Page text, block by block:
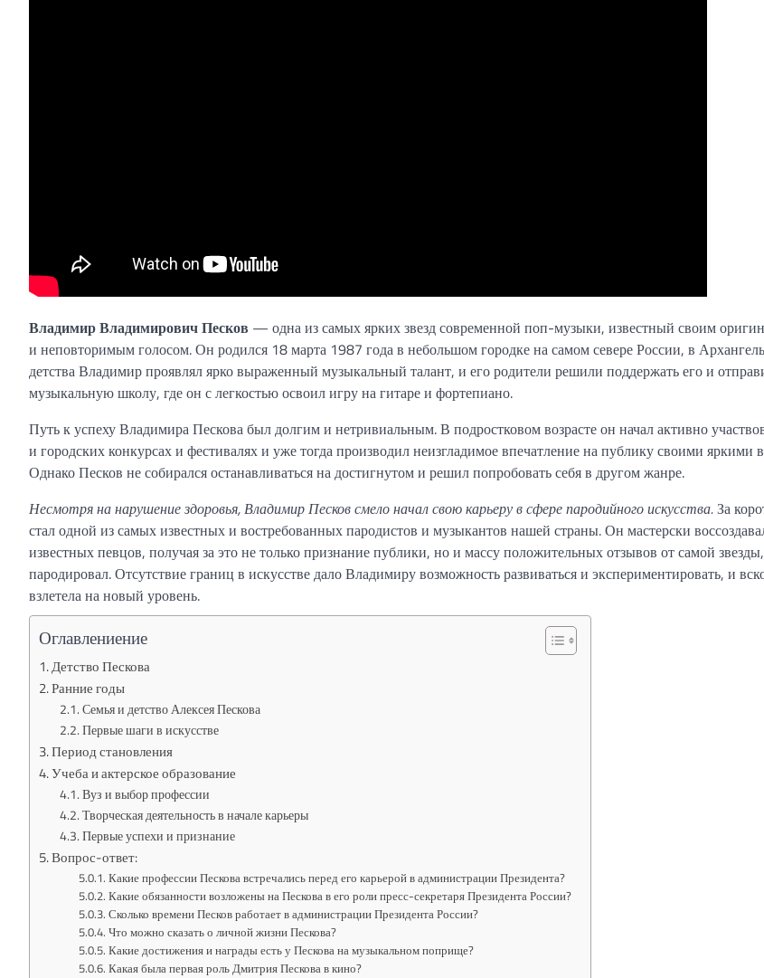
Владимир Владимирович Песков — одна из самых ярких звезд современной поп-музыки, известный своим
и неповторимым голосом. Он родился 18 марта 1987 года в небольшом городке на самом севере России, в
детства Владимир проявлял ярко выраженный музыкальный талант, и его родители решили поддержать его и
музыкальную школу, где он с легкостью освоил игру на гитаре и фортепиано.
Путь к успеху Владимира Пескова был долгим и нетривиальным. В подростковом возрасте он начал активно
и городских конкурсах и фестивалях и уже тогда производил неизгладимое впечатление на публику своими яркими
Однако Песков не собирался останавливаться на достигнутом и решил попробовать себя в другом жанре.
Несмотря на нарушение здоровья, Владимир Песков смело начал свою карьеру в сфере пародийного искусства.За
стал одной из самых известных и востребованных пародистов и музыкантов нашей страны. Он мастерски
известных певцов, получая за это не только признание публики, но и массу положительных отзывов от самой
пародировал. Отсутствие границ в искусстве дало Владимиру возможность развиваться и экспериментировать, и
взлетела на новый уровень.
Оглавлениение
Детство Пескова
Ранние годы
Семья и детство Алексея Пескова
Первые шаги в искусстве
Период становления
Учеба и актерское образование
Вуз и выбор профессии
Творческая деятельность в начале карьеры
Первые успехи и признание
Вопрос-ответ:
Какие профессии Пескова встречались перед его карьерой в администрации Президента?
Какие обязанности возложены на Пескова в его роли пресс-секретаря Президента России?
Сколько времени Песков работает в администрации Президента России?
Что можно сказать о личной жизни Пескова?
Какие достижения и награды есть у Пескова на музыкальном поприще?
Какая была первая роль Дмитрия Пескова в кино?